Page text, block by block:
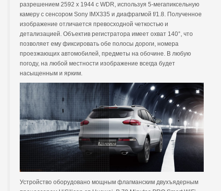
разрешением 2592 х 1944 с WDR, используя 5-мегапиксельную
камеру с сенсором Sony IMX335 и диафрагмой f/1.8. Полученное
изображение отличается превосходной четкостью и
детализацией. Объектив регистратора имеет охват 140°, что
позволяет ему фиксировать обе полосы дороги, номера
проезжающих автомобилей, предметы на обочине. В любую
погоду, на любой местности изображение всегда будет
насыщенным и ярким.
Устройство оборудовано мощным флагманским двухъядерным